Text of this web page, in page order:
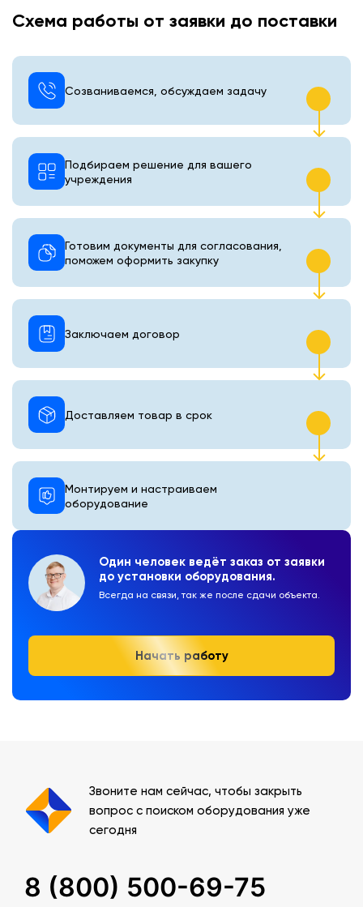
Схема работы от заявки до поставки
Один человек ведёт заказ от заявки
до установки оборудования.
Всегда на связи, так же после сдачи объекта.
Начать работу
Созваниваемся, обсуждаем задачу
Подбираем решение для вашего
учреждения
Готовим документы для согласования,
поможем оформить закупку
Монтируем и настраиваем
оборудование
Доставляем товар в срок
Заключаем договор
Звоните нам сейчас, чтобы закрыть
вопрос с поиском оборудования уже
сегодня
8 (800) 500-69-75